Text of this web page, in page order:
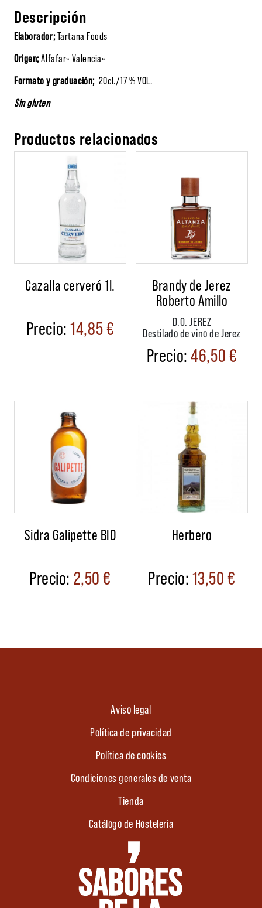
Descripción
Elaborador;Tartana Foods
Origen;Alfafar» Valencia»
Formato y graduación; 20cl./17 % VOL.
Sin gluten
Productos relacionados
Cazalla cerveró 1l.
14,85€
Brandy de Jerez
Roberto Amillo
D.O. JEREZ
Destilado de vino de Jerez
46,50€
Sidra Galipette BIO
2,50€
Herbero
13,50€
Aviso legal
Política de privacidad
Política de cookies
Condiciones generales de venta
Tienda
Catálogo de Hostelería